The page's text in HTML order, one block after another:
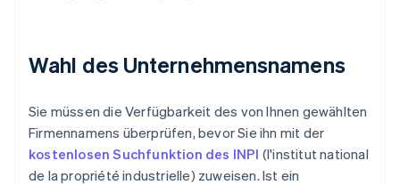
Wahl des Unternehmensnamens
Sie müssen die Verfügbarkeit des von Ihnen gewählten
Firmennamens überprüfen, bevor Sie ihn mit der
kostenlosen Suchfunktion des INPI (l'institut national
de la propriété industrielle) zuweisen. Ist ein